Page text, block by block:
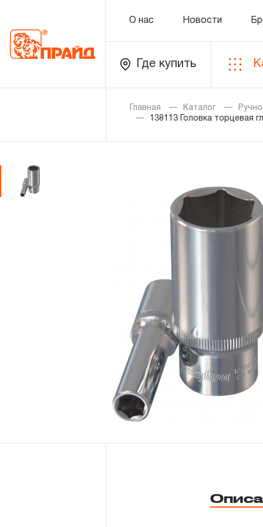
О нас Новости
Где купить
Каталог
Золотая лихорадка
Распродажа
Уцененный товар
Новости
Бренды
Гарантия и сервис
Доставка и оплата
Партнерам
Главная Каталог
138113 Головка торцевая